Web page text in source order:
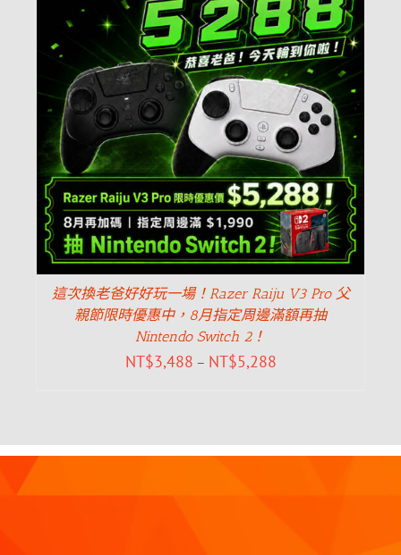
這次換老爸好好玩一場！Razer Raiju V3 Pro 父
親節限時優惠中，8月指定周邊滿額再抽
Nintendo Switch 2！
NT$3,488 – NT$5,288